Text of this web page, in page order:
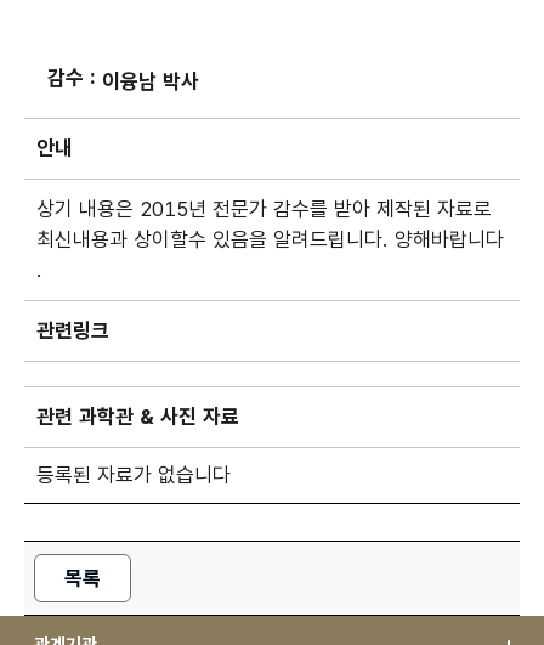
감수 : 이융남 박사
안내
상기 내용은 2015년 전문가 감수를 받아 제작된 자료로
최신내용과 상이할수 있음을 알려드립니다. 양해바랍니다
.
관련링크
관련 과학관 & 사진 자료
등록된 자료가 없습니다
목록